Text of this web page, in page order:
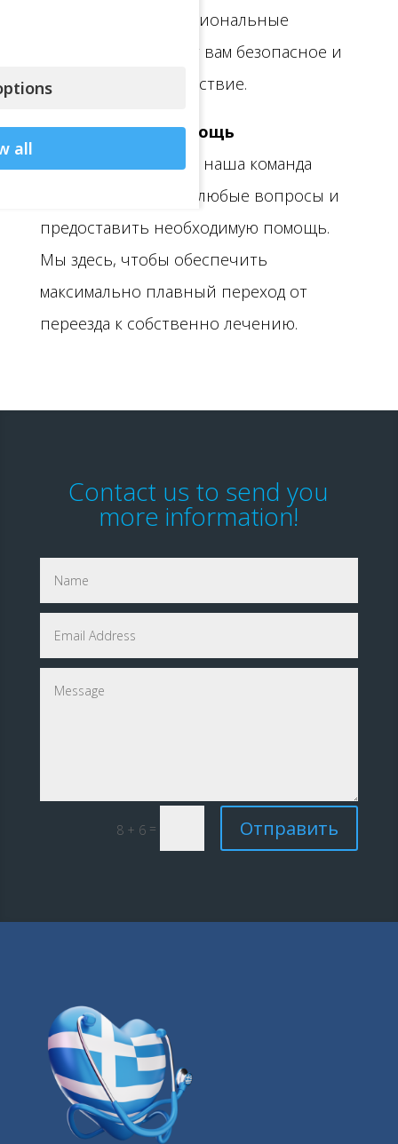
опытные и профессиональные
водители обеспечат вам безопасное и
комфортное путешествие.
Персональная помощь
Во время трансфера наша команда
готова ответить на любые вопросы и
предоставить необходимую помощь.
Мы здесь, чтобы обеспечить
максимально плавный переход от
переезда к собственно лечению.
Contact us to send you
more information!
8 + 6 = Отправить
all